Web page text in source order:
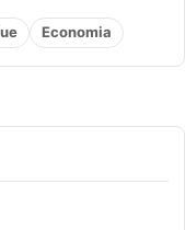
Economia